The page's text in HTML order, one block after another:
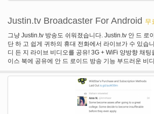
Justin.tv Broadcaster For Android 무
그냥 Justin.tv 방송도 쉬워졌습니다. Justin.tv 안 드 로
단 하 고 쉽게 귀하의 휴대 전화에서 라이브가 수 있습
디 든 지 라이브 비디오를 공유! 3G + WiFi 양방향 채팅
이스 북에 공유에 안 드 로이드 방송 기능 부드러운 비